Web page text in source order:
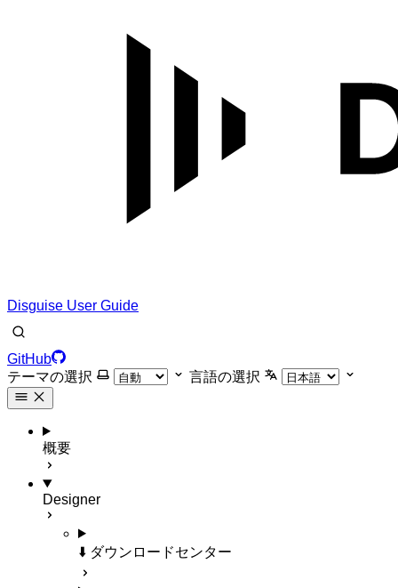
Disguise User Guide
GitHub
テーマの選択
言語の選択
概要
Designer
⬇️ ダウンロードセンター